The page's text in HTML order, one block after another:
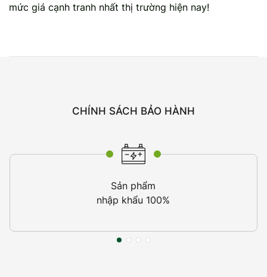
mức giá cạnh tranh nhất thị trường hiện nay!
CHÍNH SÁCH BẢO HÀNH
Sản phẩm
nhập khẩu 100%